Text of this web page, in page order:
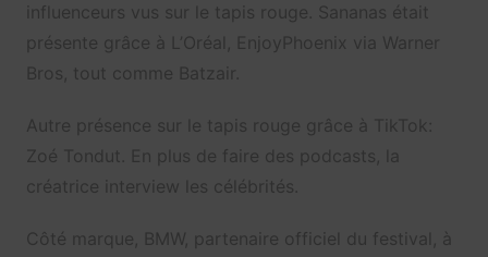
influenceurs vus sur le tapis rouge. Sananas était
présente grâce à L’Oréal, EnjoyPhoenix via Warner
Bros, tout comme Batzair.
Autre présence sur le tapis rouge grâce à TikTok:
Zoé Tondut. En plus de faire des podcasts, la
créatrice interview les célébrités.
Côté marque, BMW, partenaire officiel du festival, à